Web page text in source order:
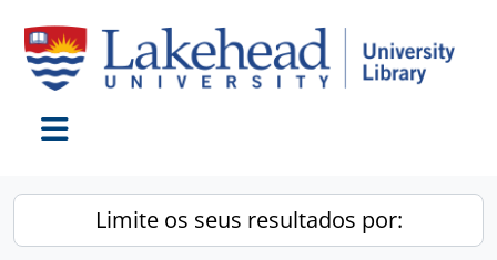
Limite os seus resultados por: